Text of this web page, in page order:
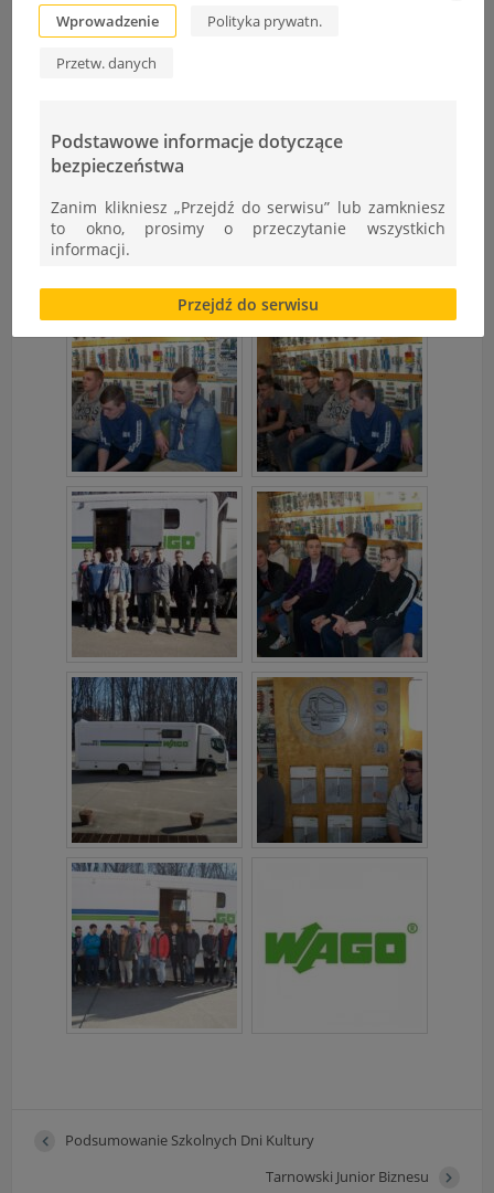
Podsumowanie Szkolnych Dni Kultury
Tarnowski Junior Biznesu
Wprowadzenie Polityka prywatn.
Przetw. danych
Podstawowe informacje dotyczące
bezpieczeństwa
Zanim klikniesz „Przejdź do serwisu” lub zamkniesz
to okno, prosimy o przeczytanie wszystkich
informacji.
Brak zgody bądź ograniczenie funkcjonalności plików
cookies lub local storage, może utrudnić lub
uniemożliwić korzystanie z Serwisu.
Informacje dotyczące polityki prywatności oraz
przetwarzania danych osobowych dostępne są cały
czas w sekcji
"Nasza szkoła" > "Bezpieczeństwo"
Przejdź do serwisu